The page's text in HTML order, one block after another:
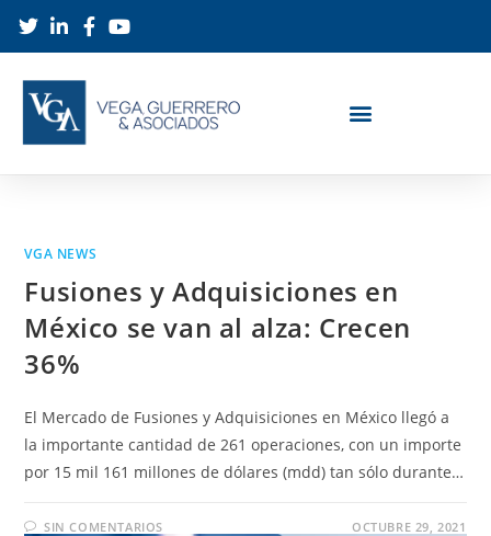
VGA NEWS
Fusiones y Adquisiciones en
México se van al alza: Crecen
36%
El Mercado de Fusiones y Adquisiciones en México llegó a
la importante cantidad de 261 operaciones, con un importe
por 15 mil 161 millones de dólares (mdd) tan sólo durante…
SIN COMENTARIOS OCTUBRE 29, 2021